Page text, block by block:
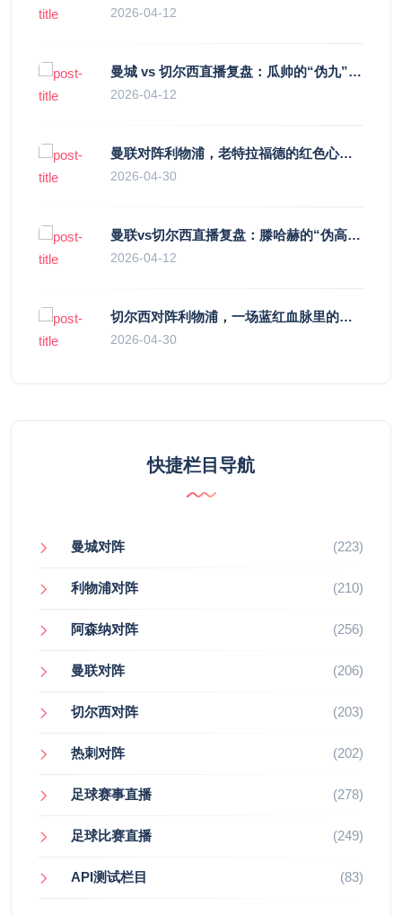
2026-04-12
曼城 vs 切尔西直播复盘：瓜帅的“伪九”陷阱，如何绞杀蓝军的“三中卫”？
2026-04-12
曼联对阵利物浦，老特拉福德的红色心跳与蓝色暗涌
2026-04-30
曼联vs切尔西直播复盘：滕哈赫的“伪高位”与波切蒂诺的“无锋阵”，谁更拧巴？
2026-04-12
切尔西对阵利物浦，一场蓝红血脉里的恩怨与忠诚
2026-04-30
快捷栏目导航
曼城对阵 (223)
利物浦对阵 (210)
阿森纳对阵 (256)
曼联对阵 (206)
切尔西对阵 (203)
热刺对阵 (202)
足球赛事直播 (278)
足球比赛直播 (249)
API测试栏目 (83)